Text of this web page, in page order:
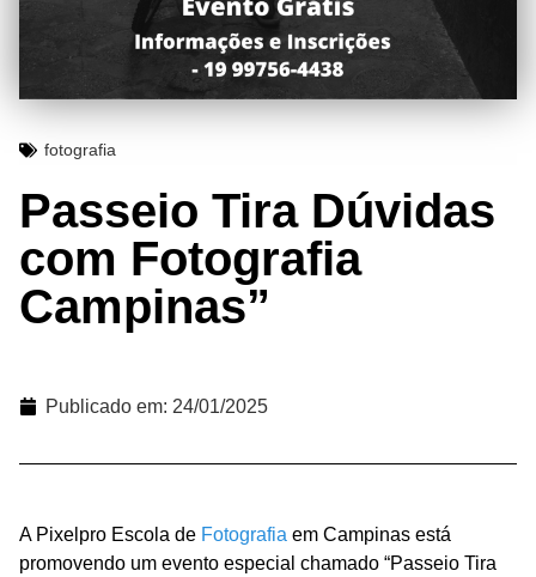
fotografia
Passeio Tira Dúvidas
com Fotografia
Campinas”
Publicado em: 24/01/2025
A Pixelpro Escola de Fotografia em Campinas está
promovendo um evento especial chamado “Passeio Tira